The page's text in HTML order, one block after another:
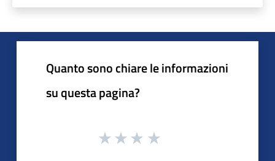
Quanto sono chiare le informazioni
su questa pagina?